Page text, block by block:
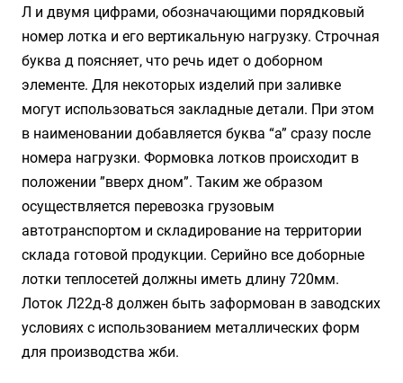
Л и двумя цифрами, обозначающими порядковый
номер лотка и его вертикальную нагрузку. Строчная
буква д поясняет, что речь идет о доборном
элементе. Для некоторых изделий при заливке
могут использоваться закладные детали. При этом
в наименовании добавляется буква “а” сразу после
номера нагрузки. Формовка лотков происходит в
положении ”вверх дном”. Таким же образом
осуществляется перевозка грузовым
автотранспортом и складирование на территории
склада готовой продукции. Серийно все доборные
лотки теплосетей должны иметь длину 720мм.
Лоток Л22д-8 должен быть заформован в заводских
условиях с использованием металлических форм
для производства жби.